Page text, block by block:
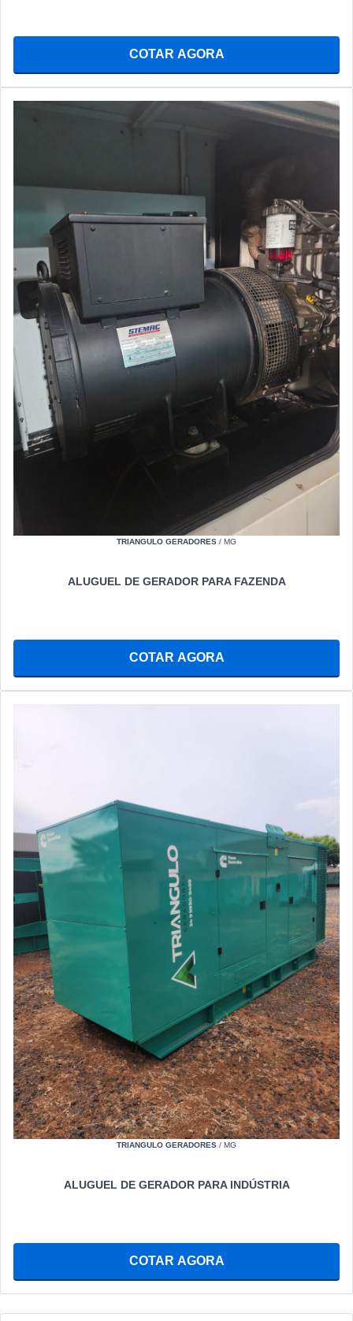
COTAR AGORA
TRIANGULO GERADORES / MG
ALUGUEL DE GERADOR PARA FAZENDA
COTAR AGORA
TRIANGULO GERADORES / MG
ALUGUEL DE GERADOR PARA INDÚSTRIA
COTAR AGORA